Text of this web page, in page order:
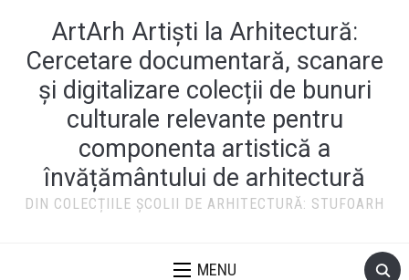
ArtArh Artiști la Arhitectură:
Cercetare documentară, scanare
și digitalizare colecții de bunuri
culturale relevante pentru
componenta artistică a
învățământului de arhitectură
DIN COLECȚIILE ȘCOLII DE ARHITECTURĂ: STUFOARH
MENU